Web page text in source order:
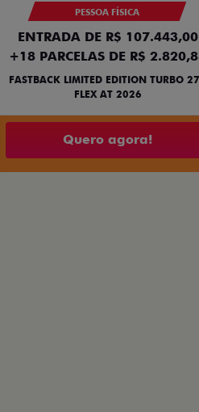
PESSOA FÍSICA
ENTRADA DE R$ 107.443,00
+18 PARCELAS DE R$
FASTBACK LIMITED EDITION TURBO
FLEX AT 2026
Quero agora!